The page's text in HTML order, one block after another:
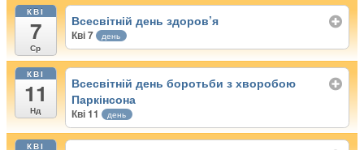
КВІ
7
Ср
Всесвітній день здоров’я
Кві 7 день
КВІ
11
Нд
Всесвітній день боротьби з хворобою
Паркінсона
Кві 11 день
КВІ